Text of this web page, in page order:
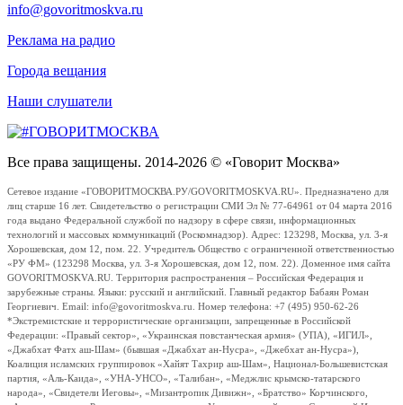
info@govoritmoskva.ru
Реклама на радио
Города вещания
Наши слушатели
Все права защищены. 2014-2026 © «Говорит Москва»
Сетевое издание «ГОВОРИТМОСКВА.РУ/GOVORITMOSKVA.RU». Предназначено для
лиц старше 16 лет. Свидетельство о регистрации СМИ Эл № 77-64961 от 04 марта 2016
года выдано Федеральной службой по надзору в сфере связи, информационных
технологий и массовых коммуникаций (Роскомнадзор). Адрес: 123298, Москва, ул. 3-я
Хорошевская, дом 12, пом. 22. Учредитель Общество с ограниченной ответственностью
«РУ ФМ» (123298 Москва, ул. 3-я Хорошевская, дом 12, пом. 22). Доменное имя сайта
GOVORITMOSKVA.RU. Территория распространения – Российская Федерация и
зарубежные страны. Языки: русский и английский. Главный редактор Бабаян Роман
Георгиевич. Email: info@govoritmoskva.ru. Номер телефона: +7 (495) 950-62-26
*Экстремистские и террористические организации, запрещенные в Российской
Федерации: «Правый сектор», «Украинская повстанческая армия» (УПА), «ИГИЛ»,
«Джабхат Фатх аш-Шам» (бывшая «Джабхат ан-Нусра», «Джебхат ан-Нусра»),
Коалиция исламских группировок «Хайят Тахрир аш-Шам», Национал-Большевистская
партия, «Аль-Каида», «УНА-УНСО», «Талибан», «Меджлис крымско-татарского
народа», «Свидетели Иеговы», «Мизантропик Дивижн», «Братство» Корчинского,